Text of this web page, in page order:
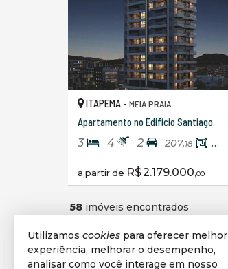
ITAPEMA - MEIA PRAIA
Apartamento no Edifício Santiago
3 4 2 207,18 135,
a partir de R$ 2.179.000,00
58 imóveis encontrados
Utilizamos cookies para oferecer melhor
experiência, melhorar o desempenho,
analisar como você interage em nosso